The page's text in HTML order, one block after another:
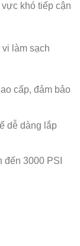
khó tiếp cận
làm sạch
cấp, đảm bảo
dễ dàng lắp
3000 PSI